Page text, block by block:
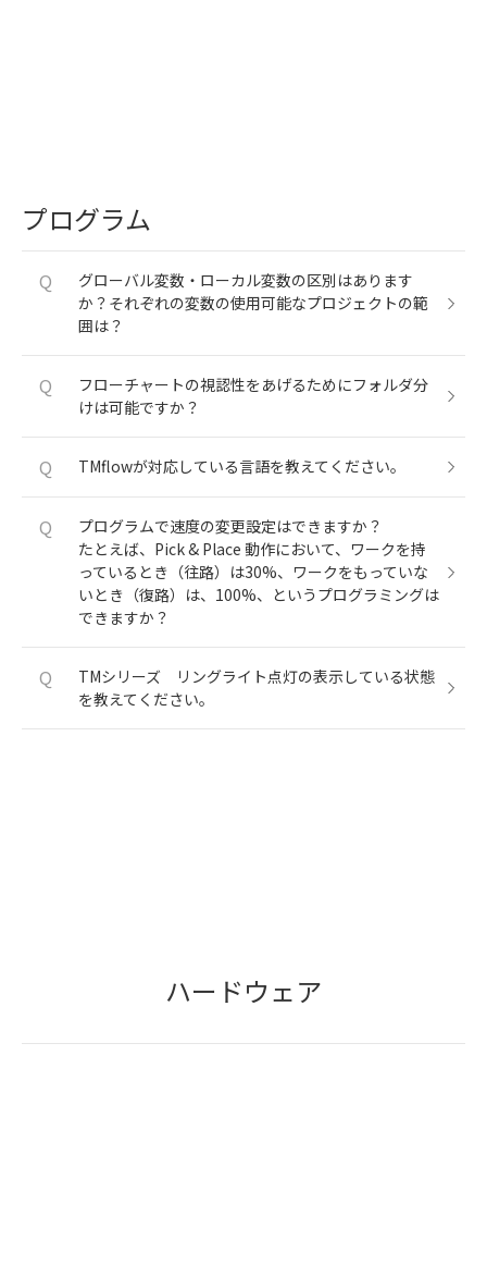
プログラム
Q
グローバル変数・ローカル変数の区別はあります
か？それぞれの変数の使用可能なプロジェクトの範
囲は？
Q
フローチャートの視認性をあげるためにフォルダ分
けは可能ですか？
Q TMflowが対応している言語を教えてください。
Q
プログラムで速度の変更設定はできますか？
たとえば、Pick & Place 動作において、ワークを持
っているとき（往路）は30%、ワークをもっていな
いとき（復路）は、100%、というプログラミングは
できますか？
Q
TMシリーズ リングライト点灯の表示している状態
を教えてください。
ハードウェア